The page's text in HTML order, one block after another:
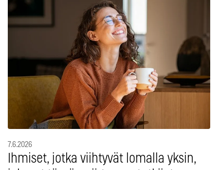
7.6.2026
Ihmiset, jotka viihtyvät lomalla yksin,